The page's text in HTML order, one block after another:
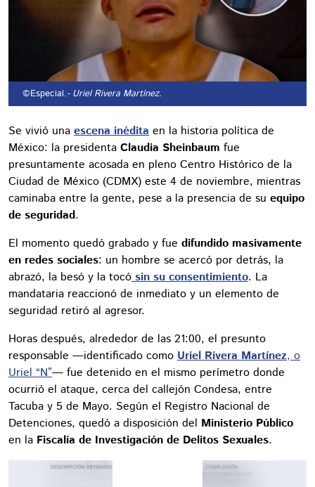
©Especial.- Uriel Rivera Martínez.
Se vivió una escena inédita en la historia política de
México: la presidenta Claudia Sheinbaum fue
presuntamente acosada en pleno Centro Histórico de la
Ciudad de México (CDMX) este 4 de noviembre, mientras
caminaba entre la gente, pese a la presencia de su equipo
de seguridad.
El momento quedó grabado y fue difundido masivamente
en redes sociales: un hombre se acercó por detrás, la
abrazó, la besó y la tocó sin su consentimiento. La
mandataria reaccionó de inmediato y un elemento de
seguridad retiró al agresor.
Horas después, alrededor de las 21:00, el presunto
responsable —identificado como Uriel Rivera Martínez, o
Uriel “N”— fue detenido en el mismo perímetro donde
ocurrió el ataque, cerca del callejón Condesa, entre
Tacuba y 5 de Mayo. Según el Registro Nacional de
Detenciones, quedó a disposición del Ministerio Público
en la Fiscalía de Investigación de Delitos Sexuales.